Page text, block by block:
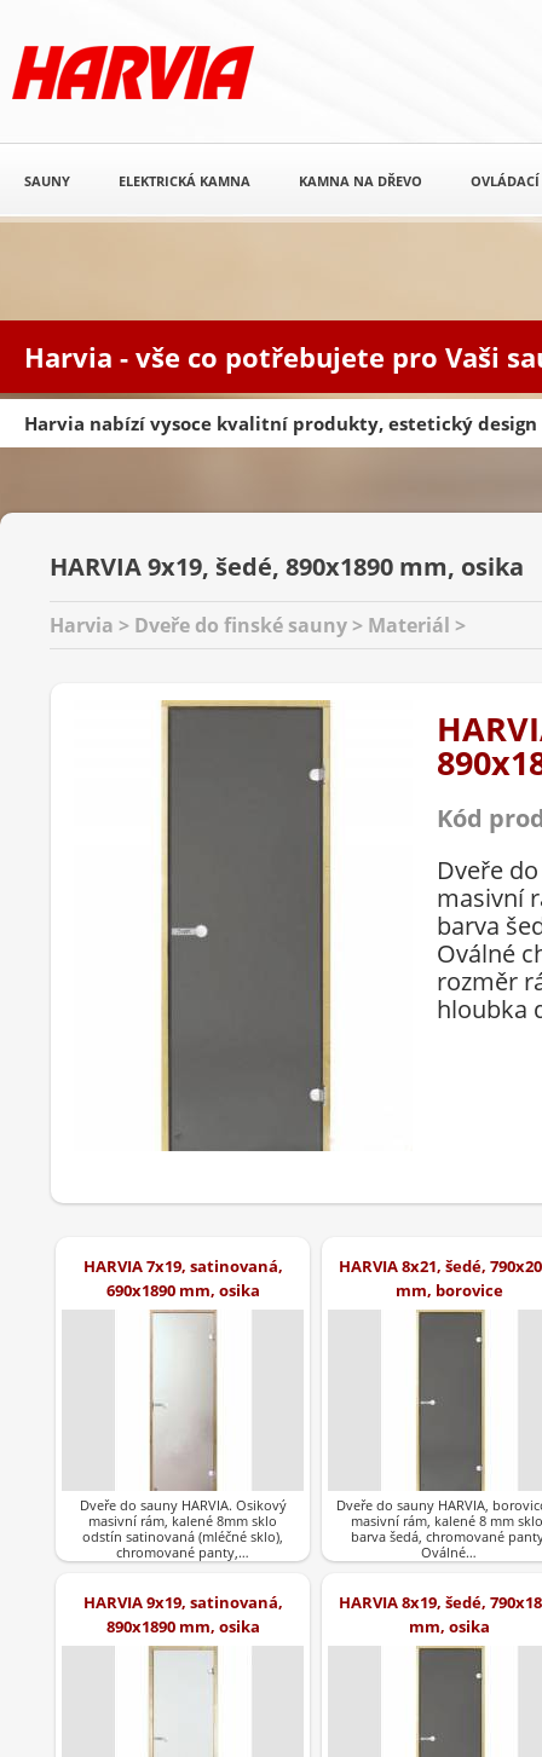
Harvia - vše co potřebujete pro Vaši
Harvia nabízí vysoce kvalitní produkty, estetický design
SAUNY ELEKTRICKÁ KAMNA KAMNA NA DŘEVO OVLÁDACÍ
HARVIA 9x19, šedé, 890x1890 mm, osika
Harvia > Dveře do finské sauny > Materiál >
Kód
Dveře
masivní
barva
Oválné
rozměr
hloubka
HARVIA 7x19, satinovaná,
690x1890 mm, osika
Dveře do sauny HARVIA. Osikový
masivní rám, kalené 8mm sklo
odstín satinovaná (mléčné sklo),
chromované panty,…
HARVIA 8x21, šedé,
mm, borovice
Dveře do sauny HARVIA,
masivní rám, kalené 8 mm
barva šedá, chromované
Oválné…
HARVIA 9x19, satinovaná,
890x1890 mm, osika
HARVIA 8x19, šedé,
mm, osika